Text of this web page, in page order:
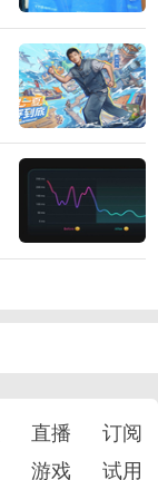
直播
订阅
游戏 试用